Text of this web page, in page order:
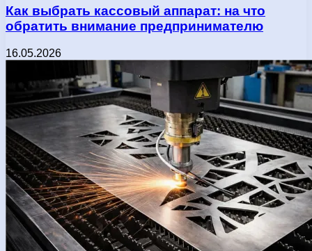
Как выбрать кассовый аппарат: на что
обратить внимание предпринимателю
16.05.2026